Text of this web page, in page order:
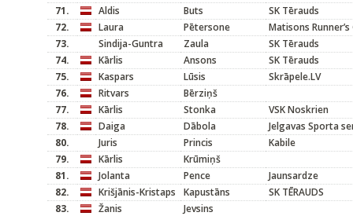
71.
Aldis Buts
SK Tērauds
72.
Laura Pētersone
Matisons Runner’s
73.
Sindija-Guntra Zaula
SK Tērauds
74.
Kārlis Ansons
SK Tērauds
75.
Kaspars Lūsis
Skrāpele.LV
76.
Ritvars
Bērziņš
77.
Kārlis Stonka
VSK Noskrien
78.
Daiga Dābola
Jelgavas Sporta
80.
Juris Princis
Kabile
79.
Kārlis
Krūmiņš
81.
Jolanta Pence
Jaunsardze
82.
Krišjānis-Kristaps Kapustāns
SK TĒRAUDS
83.
Žanis
Jevsins